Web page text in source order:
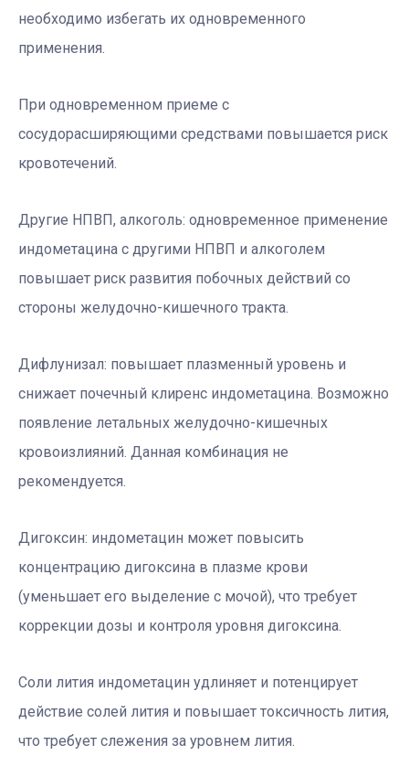
необходимо избегать их одновременного
применения.
При одновременном приеме с
сосудорасширяющими средствами повышается риск
кровотечений.
Другие НПВП, алкоголь: одновременное применение
индометацина с другими НПВП и алкоголем
повышает риск развития побочных действий со
стороны желудочно-кишечного тракта.
Дифлунизал: повышает плазменный уровень и
снижает почечный клиренс индометацина. Возможно
появление летальных желудочно-кишечных
кровоизлияний. Данная комбинация не
рекомендуется.
Дигоксин: индометацин может повысить
концентрацию дигоксина в плазме крови
(уменьшает его выделение с мочой), что требует
коррекции дозы и контроля уровня дигоксина.
Соли лития индометацин удлиняет и потенцирует
действие солей лития и повышает токсичность лития,
что требует слежения за уровнем лития.